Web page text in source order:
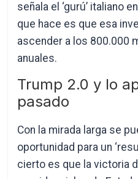
señala el ‘gurú’ italiano
que hace es que esa
ascender a los 800.000
anuales.
Trump 2.0 y lo
pasado
Con la mirada larga se
oportunidad para un
cierto es que la victoria